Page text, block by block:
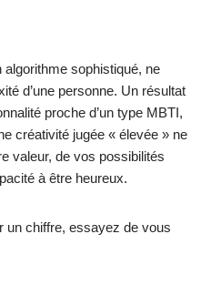
sophistiqué, ne
d’une personne. Un résultat
proche d’un type MBTI,
créativité jugée « élevée » ne
valeur, de vos possibilités
à être heureux.
un chiffre, essayez de vous